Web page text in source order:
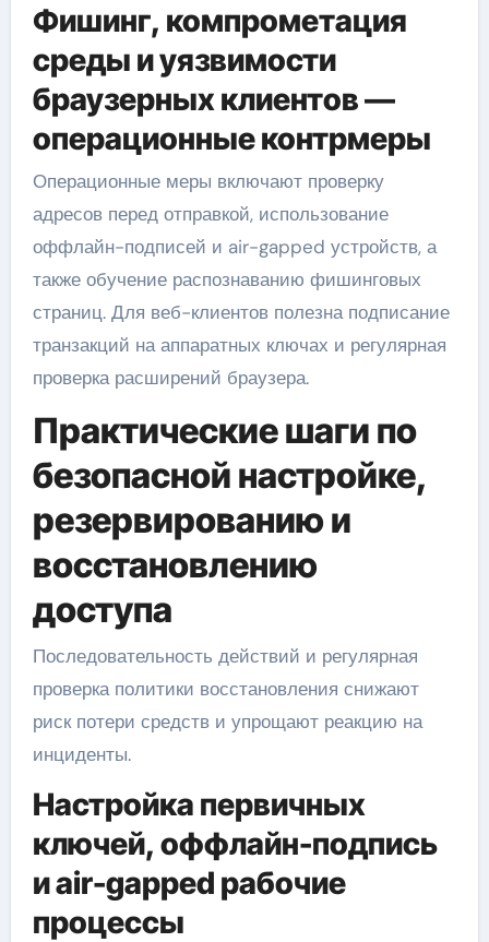
Фишинг, компрометация
среды и уязвимости
браузерных клиентов —
операционные контрмеры
Операционные меры включают проверку
адресов перед отправкой, использование
оффлайн-подписей и air-gapped устройств, а
также обучение распознаванию фишинговых
страниц. Для веб-клиентов полезна подписание
транзакций на аппаратных ключах и регулярная
проверка расширений браузера.
Практические шаги по
безопасной настройке,
резервированию и
восстановлению
доступа
Последовательность действий и регулярная
проверка политики восстановления снижают
риск потери средств и упрощают реакцию на
инциденты.
Настройка первичных
ключей, оффлайн-подпись
и air-gapped рабочие
процессы